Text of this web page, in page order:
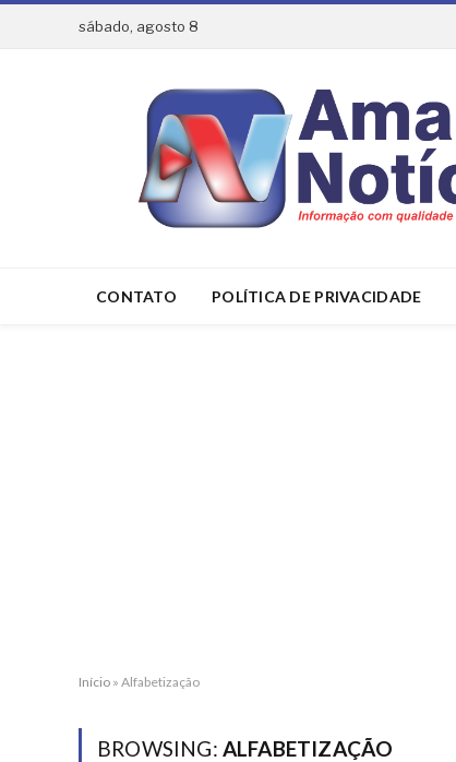
sábado, agosto 8
CONTATO POLÍTICA DE PRIVACIDADE
Início » Alfabetização
BROWSING: ALFABETIZAÇÃO